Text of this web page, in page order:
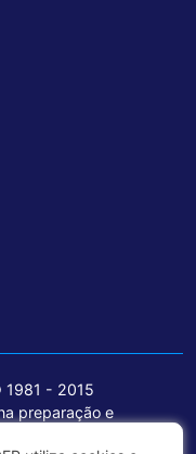
1981 - 2015
preparação e
de tecnologia de